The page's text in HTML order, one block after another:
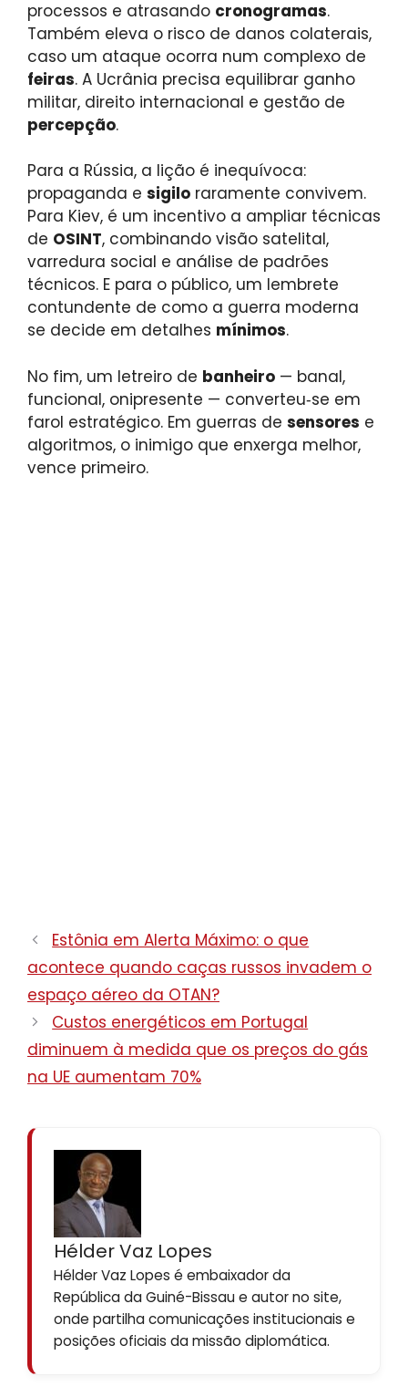
processos e atrasando cronogramas.
Também eleva o risco de danos colaterais,
caso um ataque ocorra num complexo de
feiras. A Ucrânia precisa equilibrar ganho
militar, direito internacional e gestão de
percepção.
Para a Rússia, a lição é inequívoca:
propaganda e sigilo raramente convivem.
Para Kiev, é um incentivo a ampliar técnicas
de OSINT, combinando visão satelital,
varredura social e análise de padrões
técnicos. E para o público, um lembrete
contundente de como a guerra moderna
se decide em detalhes mínimos.
No fim, um letreiro de banheiro — banal,
funcional, onipresente — converteu‑se em
farol estratégico. Em guerras de sensores e
algoritmos, o inimigo que enxerga melhor,
vence primeiro.
Estônia em Alerta Máximo: o que
acontece quando caças russos invadem o
espaço aéreo da OTAN?
Custos energéticos em Portugal
diminuem à medida que os preços do gás
na UE aumentam 70%
Hélder Vaz Lopes
Hélder Vaz Lopes é embaixador da
República da Guiné-Bissau e autor no site,
onde partilha comunicações institucionais e
posições oficiais da missão diplomática.